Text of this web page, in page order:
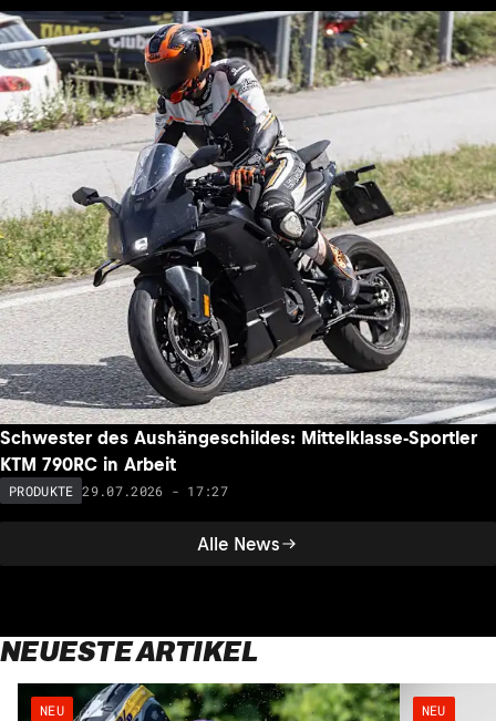
Alle News
Schwester des Aushängeschildes: Mittelklasse-Sportler
KTM 790RC in Arbeit
PRODUKTE 29.07.2026 - 17:27
NEUESTE ARTIKEL
NEU NEU